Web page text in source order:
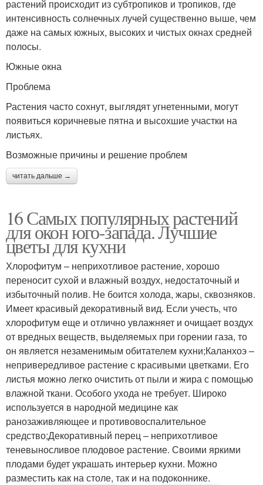
растений происходит из субтропиков и тропиков, где
интенсивность солнечных лучей существенно выше, чем
даже на самых южных, высоких и чистых окнах средней
полосы.
Южные окна
Проблема
Растения часто сохнут, выглядят угнетенными, могут
появиться коричневые пятна и высохшие участки на
листьях.
Возможные причины и решение проблем
читать дальше →
16 Самых популярных растений
для окон юго-запада. Лучшие
цветы для кухни
Хлорофитум – неприхотливое растение, хорошо
переносит сухой и влажный воздух, недостаточный и
избыточный полив. Не боится холода, жары, сквозняков.
Имеет красивый декоративный вид. Если учесть, что
хлорофитум еще и отлично увлажняет и очищает воздух
от вредных веществ, выделяемых при горении газа, то
он является незаменимым обитателем кухни;Каланхоэ –
непривередливое растение с красивыми цветками. Его
листья можно легко очистить от пыли и жира с помощью
влажной ткани. Особого ухода не требует. Широко
используется в народной медицине как
ранозаживляющее и противовоспалительное
средство;Декоративный перец – неприхотливое
теневыносливое плодовое растение. Своими яркими
плодами будет украшать интерьер кухни. Можно
разместить как на столе, так и на подоконнике.